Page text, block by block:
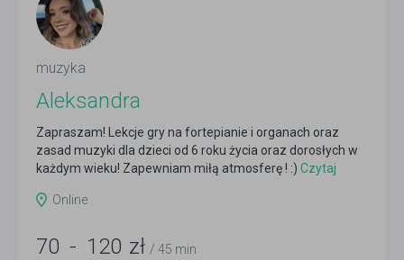
muzyka
Aleksandra
Zapraszam! Lekcje gry na fortepianie i organach oraz
zasad muzyki dla dzieci od 6 roku życia oraz dorosłych w
każdym wieku! Zapewniam miłą atmosferę ! :) Czytaj
Online
70 - 120 zł / 45 min